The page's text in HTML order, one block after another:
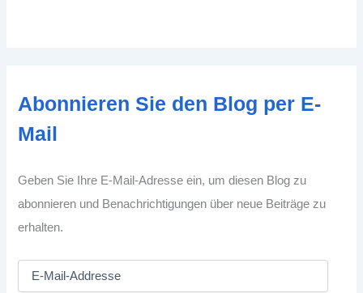
Abonnieren Sie den Blog per E-
Mail
Geben Sie Ihre E-Mail-Adresse ein, um diesen Blog zu
abonnieren und Benachrichtigungen über neue Beiträge zu
erhalten.